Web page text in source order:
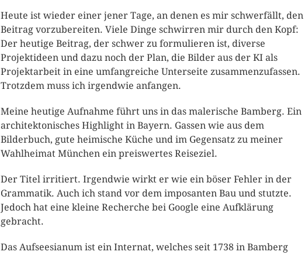
Heute ist wieder einer jener Tage, an denen es mir schwerfällt, den
Beitrag vorzubereiten. Viele Dinge schwirren mir durch den Kopf:
Der heutige Beitrag, der schwer zu formulieren ist, diverse
Projektideen und dazu noch der Plan, die Bilder aus der KI als
Projektarbeit in eine umfangreiche Unterseite zusammenzufassen.
Trotzdem muss ich irgendwie anfangen.
Meine heutige Aufnahme führt uns in das malerische Bamberg. Ein
architektonisches Highlight in Bayern. Gassen wie aus dem
Bilderbuch, gute heimische Küche und im Gegensatz zu meiner
Wahlheimat München ein preiswertes Reiseziel.
Der Titel irritiert. Irgendwie wirkt er wie ein böser Fehler in der
Grammatik. Auch ich stand vor dem imposanten Bau und stutzte.
Jedoch hat eine kleine Recherche bei Google eine Aufklärung
gebracht.
Das Aufseesianum ist ein Internat, welches seit 1738 in Bamberg